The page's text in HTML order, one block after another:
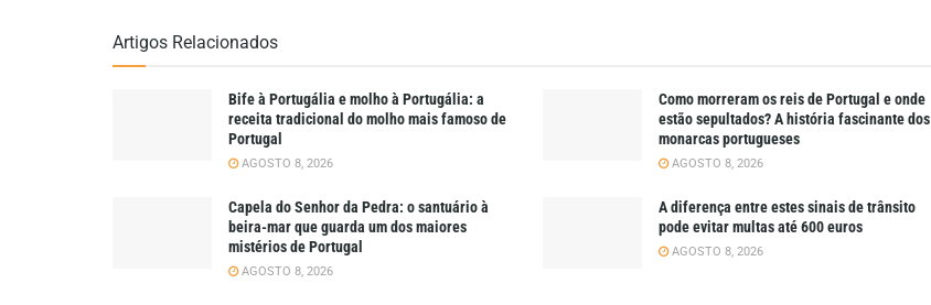
Artigos Relacionados
Bife à Portugália e molho à Portugália: a
receita tradicional do molho mais famoso de
Portugal
AGOSTO 8, 2026
Como morreram os reis de Portugal e onde
estão sepultados? A história fascinante dos
monarcas portugueses
AGOSTO 8, 2026
Capela do Senhor da Pedra: o santuário à
beira-mar que guarda um dos maiores
mistérios de Portugal
AGOSTO 8, 2026
A diferença entre estes sinais de trânsito
pode evitar multas até 600 euros
AGOSTO 8, 2026